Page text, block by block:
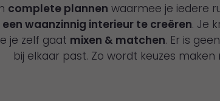
complete plannen waarmee je iedere
waanzinnig interieur te creëren. Je
je zelf gaat mixen & matchen. Er is
bij elkaar past. Zo wordt keuzes